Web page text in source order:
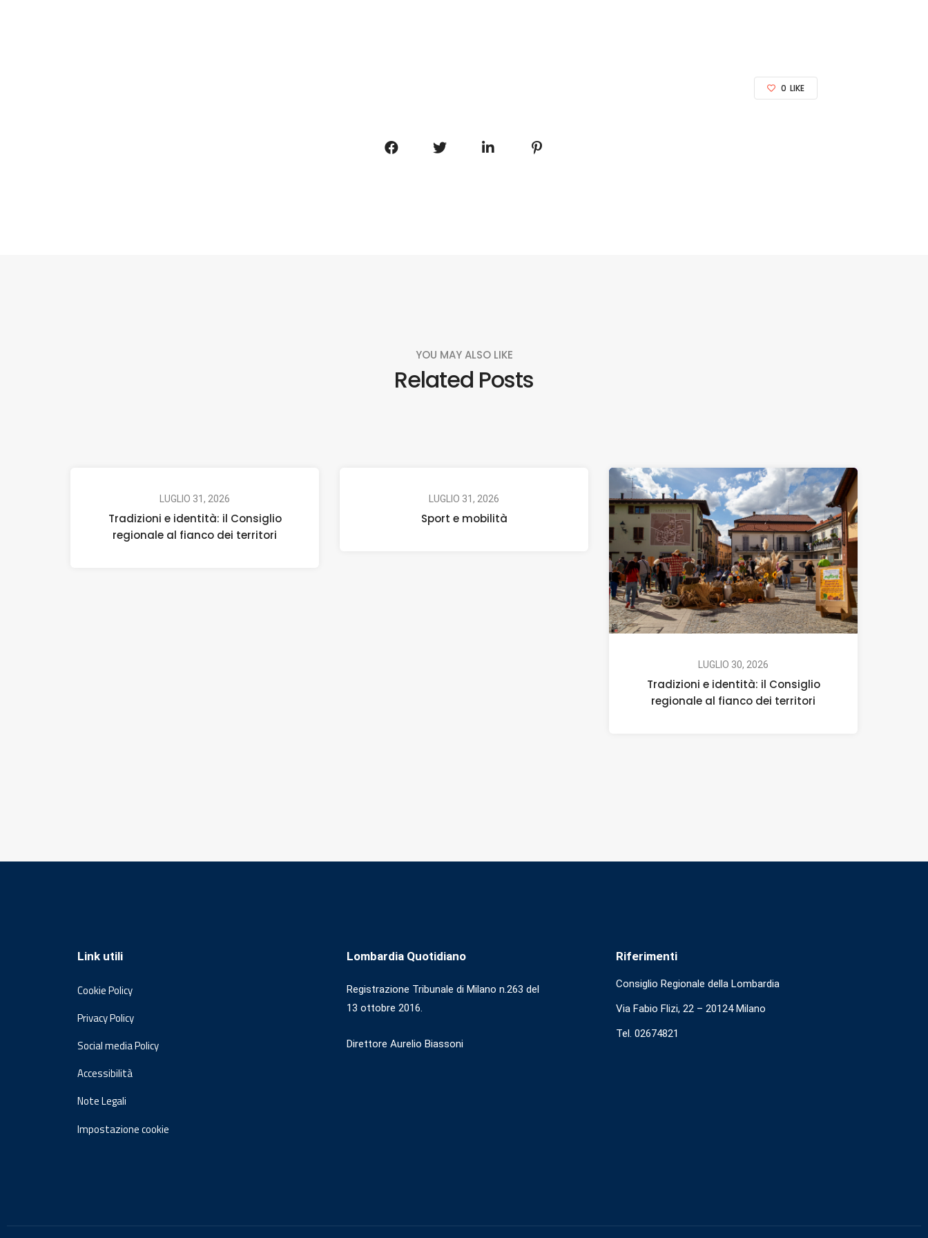
0 LIKE
YOU MAY ALSO LIKE
Related Posts
LUGLIO 31, 2026
Tradizioni e identità: il Consiglio
regionale al fianco dei territori
LUGLIO 31, 2026
Sport e mobilità
LUGLIO 30, 2026
Tradizioni e identità: il Consiglio
regionale al fianco dei territori
Link utili
Cookie Policy
Privacy Policy
Social media Policy
Accessibilità
Note Legali
Impostazione cookie
Lombardia Quotidiano
Registrazione Tribunale di Milano n.263 del
13 ottobre 2016.
Direttore Aurelio Biassoni
Riferimenti
Consiglio Regionale della Lombardia
Via Fabio Flizi, 22 – 20124 Milano
Tel. 02674821